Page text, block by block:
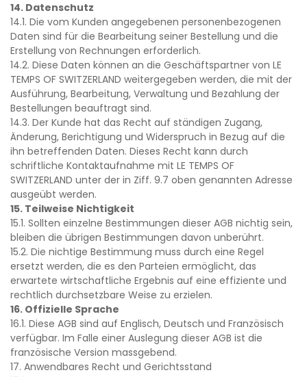
14. Datenschutz
14.1. Die vom Kunden angegebenen personenbezogenen
Daten sind für die Bearbeitung seiner Bestellung und die
Erstellung von Rechnungen erforderlich.
14.2. Diese Daten können an die Geschäftspartner von LE
TEMPS OF SWITZERLAND weitergegeben werden, die mit der
Ausführung, Bearbeitung, Verwaltung und Bezahlung der
Bestellungen beauftragt sind.
14.3. Der Kunde hat das Recht auf ständigen Zugang,
Änderung, Berichtigung und Widerspruch in Bezug auf die
ihn betreffenden Daten. Dieses Recht kann durch
schriftliche Kontaktaufnahme mit LE TEMPS OF
SWITZERLAND unter der in Ziff. 9.7 oben genannten Adresse
ausgeübt werden.
15. Teilweise Nichtigkeit
15.1. Sollten einzelne Bestimmungen dieser AGB nichtig sein,
bleiben die übrigen Bestimmungen davon unberührt.
15.2. Die nichtige Bestimmung muss durch eine Regel
ersetzt werden, die es den Parteien ermöglicht, das
erwartete wirtschaftliche Ergebnis auf eine effiziente und
rechtlich durchsetzbare Weise zu erzielen.
16. Offizielle Sprache
16.1. Diese AGB sind auf Englisch, Deutsch und Französisch
verfügbar. Im Falle einer Auslegung dieser AGB ist die
französische Version massgebend.
17. Anwendbares Recht und Gerichtsstand